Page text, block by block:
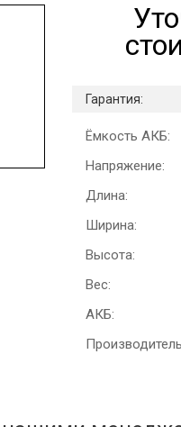
Гарантия:
Ёмкость АКБ:
Напряжение:
Длина:
Ширина:
Высота:
Вес:
АКБ: